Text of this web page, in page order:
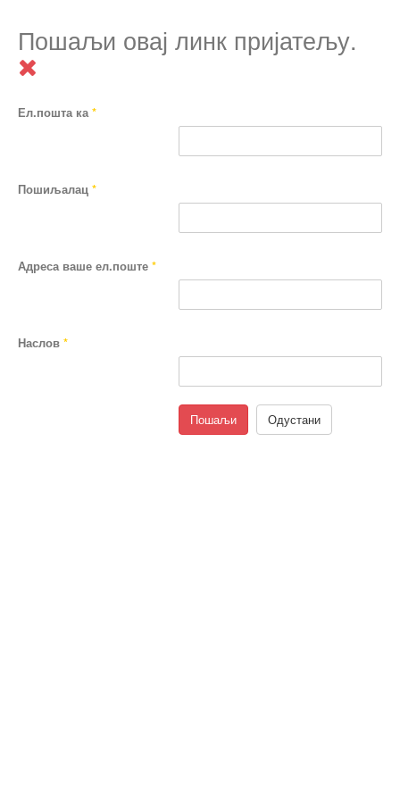
Пошаљи овај линк пријатељу.
Ел.пошта ка*
Пошиљалац *
Адреса ваше ел.поште *
Наслов *
Пошаљи Одустани